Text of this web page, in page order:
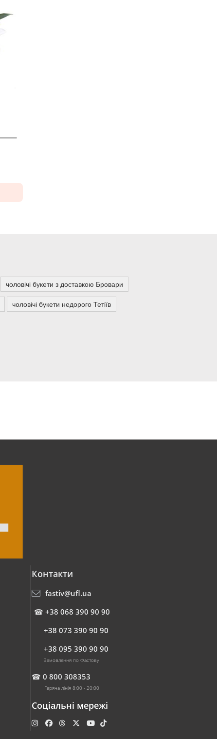
чоловічі букети з доставкою Бровари
чоловічі букети недорого Тетіїв
Контакти
fastiv@ufl.ua
☎ +38 068 390 90 90
+38 073 390 90 90
+38 095 390 90 90
Замовлення по Фастову
☎ 0 800 308353
Гаряча лінія 8:00 - 20:00
Соціальні мережі